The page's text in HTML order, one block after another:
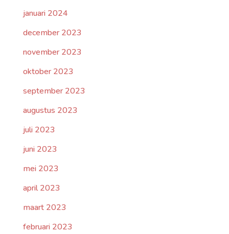
januari 2024
december 2023
november 2023
oktober 2023
september 2023
augustus 2023
juli 2023
juni 2023
mei 2023
april 2023
maart 2023
februari 2023